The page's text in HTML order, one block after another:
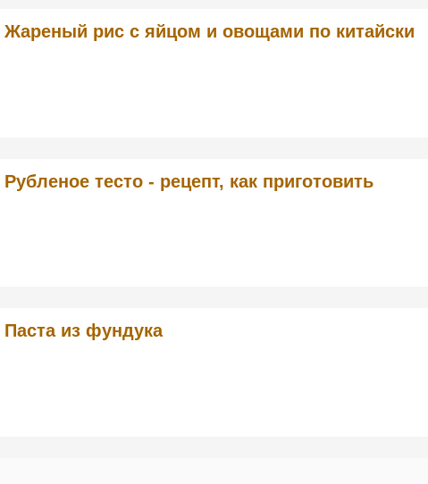
Жареный рис с яйцом и овощами по китайски
Рубленое тесто - рецепт, как приготовить
Паста из фундука